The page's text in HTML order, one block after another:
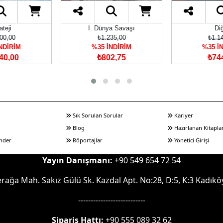
I. Dünya Savaşı
₺1.235,00
%35 İNDİRİM
₺802,75
%35
Sık Sorulan Sorular
Blog
Röportajlar
Kariyer
Hazırlanan
Yönetici Girişi
Yayın Danışmanı: +90 549 654 72 54
Mah. Sakız Gülü Sk. Kazdal Apt. No:28, D:5, K:3
---------------------------
Sipariş Hattı: +90 555 089 32 62